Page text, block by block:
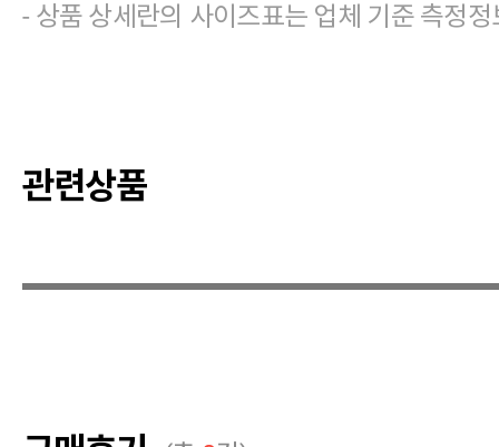
- 상품 상세란의 사이즈표는 업체 기준 측정정
관련상품